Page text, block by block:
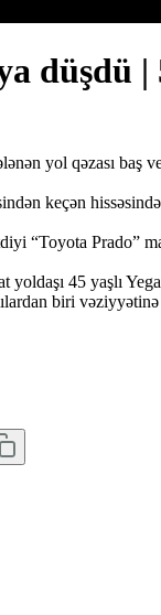
düşdü
yol qəzası baş
keçən hissəsində
“Toyota Prado”
yoldaşı 45 yaşlı
biri